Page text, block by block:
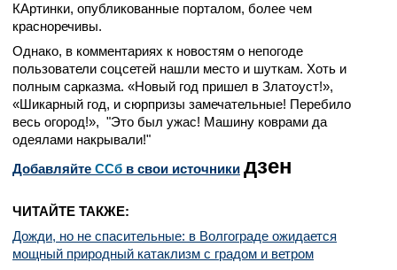
КАртинки, опубликованные порталом, более чем
красноречивы.
Однако, в комментариях к новостям о непогоде
пользователи соцсетей нашли место и шуткам. Хоть и
полным сарказма. «Новый год пришел в Златоуст!»,
«Шикарный год, и сюрпризы замечательные! Перебило
весь огород!», "Это был ужас! Машину коврами да
одеялами накрывали!"
Добавляйте CСб в свои источники дзен
ЧИТАЙТЕ ТАКЖЕ:
Дожди, но не спасительные: в Волгограде ожидается
мощный природный катаклизм с градом и ветром